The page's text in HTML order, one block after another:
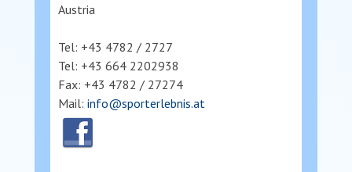
Austria
Tel: +43 4782 / 2727
Tel: +43 664 2202938
Fax: +43 4782 / 27274
Mail: info@sporterlebnis.at